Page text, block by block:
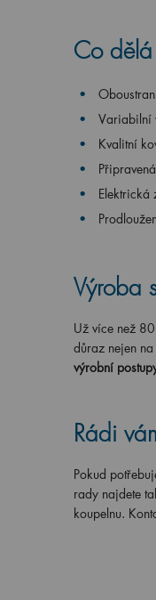
Co dělá
Variabilní
Kvalitní
Elektrická
Výroba
Už více než
důraz nejen
výrobní
Rádi
Pokud
rady najdete
koupelnu.